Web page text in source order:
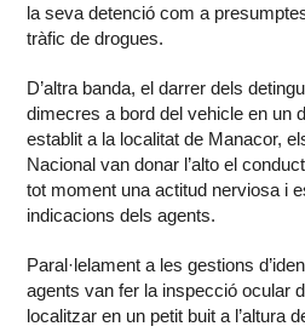
la seva detenció com a
tràfic de drogues.
D’altra banda, el darrer dels
dimecres a bord del vehicle en un
establit a la localitat de Manacor,
Nacional van donar l’alto el
tot moment una actitud nerviosa i
indicacions dels agents.
Paral·lelament a les gestions
agents van fer la inspecció ocular
localitzar en un petit buit a l’altura